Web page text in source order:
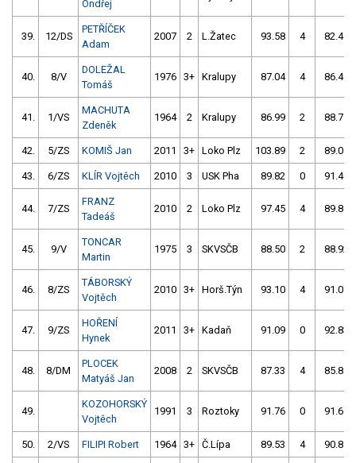
Ondřej
39. 12/DS
PETŘÍČEK
Adam
2007 2 L.Žatec 93.58 4 82.41
40. 8/V
DOLEŽAL
Tomáš
1976 3+ Kralupy 87.04 4 86.45
41. 1/VS
MACHUTA
Zdeněk
1964 2 Kralupy 86.99 2 88.71
42. 5/ZS KOMIŠ Jan 2011 3+ Loko Plz 103.89 2 89.01
43. 6/ZS KLÍR Vojtěch 2010 3 USK Pha 89.82 0 91.40
44. 7/ZS
FRANZ
Tadeáš
2010 2 Loko Plz 97.45 4 89.86
45. 9/V
TONCAR
Martin
1975 3 SKVSČB 88.50 2 88.92
46. 8/ZS
TÁBORSKÝ
Vojtěch
2010 3+ Horš.Týn 93.10 4 91.07
47. 9/ZS
HOŘENÍ
Hynek
2011 3+ Kadaň 91.09 0 92.83
48. 8/DM
PLOCEK
Matyáš Jan
2008 2 SKVSČB 87.33 4 85.84
49.
KOZOHORSKÝ
Vojtěch
1991 3 Roztoky 91.76 0 91.67
50. 2/VS FILIPI Robert 1964 3+ Č.Lípa 89.53 4 90.85